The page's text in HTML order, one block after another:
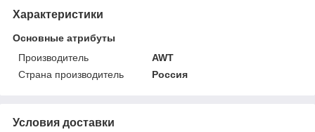
Характеристики
Основные атрибуты
Производитель
AWT
Страна производитель
Россия
Условия доставки